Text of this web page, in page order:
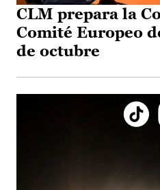
CLM prepara la
Comité Europeo
de octubre